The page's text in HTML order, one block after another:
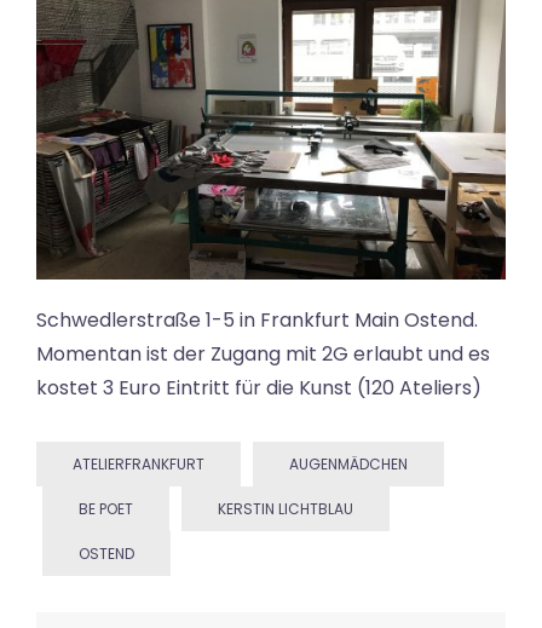
Schwedlerstraße 1-5 in Frankfurt Main Ostend.
Momentan ist der Zugang mit 2G erlaubt und es
kostet 3 Euro Eintritt für die Kunst (120 Ateliers)
ATELIERFRANKFURT AUGENMÄDCHEN
BE POET KERSTIN LICHTBLAU
OSTEND